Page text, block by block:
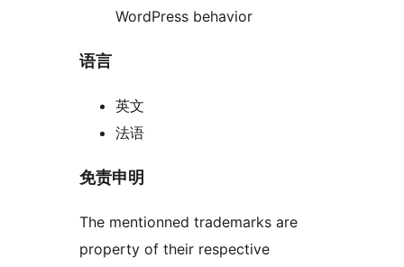
WordPress behavior
语言
英文
法语
免责申明
The mentionned trademarks are
property of their respective